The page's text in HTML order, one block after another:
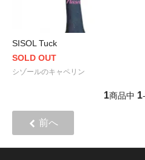
SISOL Tuck
SOLD OUT
シゾールのキャペリン
1商品中 1-
前へ